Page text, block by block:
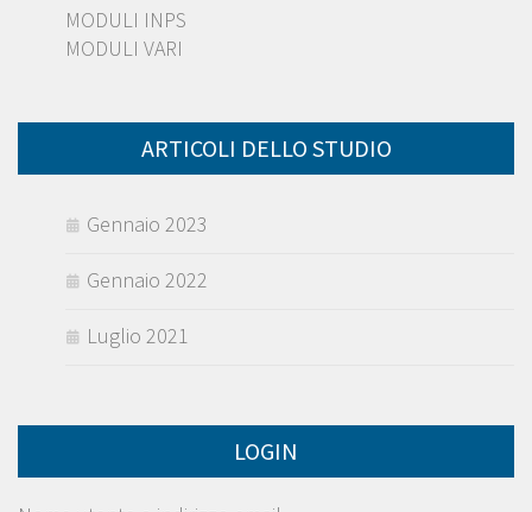
MODULI INPS
MODULI VARI
ARTICOLI DELLO STUDIO
Gennaio 2023
Gennaio 2022
Luglio 2021
LOGIN